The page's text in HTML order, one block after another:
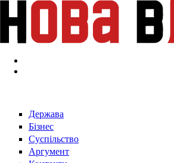
Перейти к основному содержанию
Держава
Бізнес
Суспільство
Аргумент